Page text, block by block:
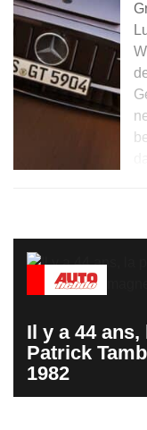
Il y a 44
Patrick
1982